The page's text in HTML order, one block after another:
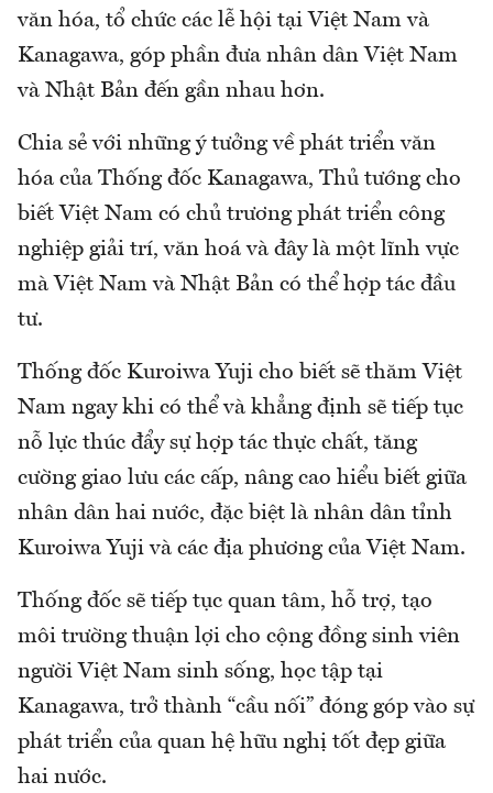
văn hóa, tổ chức các lễ hội tại Việt Nam và
Kanagawa, góp phần đưa nhân dân Việt Nam
và Nhật Bản đến gần nhau hơn.
Chia sẻ với những ý tưởng về phát triển văn
hóa của Thống đốc Kanagawa, Thủ tướng cho
biết Việt Nam có chủ trương phát triển công
nghiệp giải trí, văn hoá và đây là một lĩnh vực
mà Việt Nam và Nhật Bản có thể hợp tác đầu
tư.
Thống đốc Kuroiwa Yuji cho biết sẽ thăm Việt
Nam ngay khi có thể và khẳng định sẽ tiếp tục
nỗ lực thúc đẩy sự hợp tác thực chất, tăng
cường giao lưu các cấp, nâng cao hiểu biết giữa
nhân dân hai nước, đặc biệt là nhân dân tỉnh
Kuroiwa Yuji và các địa phương của Việt Nam.
Thống đốc sẽ tiếp tục quan tâm, hỗ trợ, tạo
môi trường thuận lợi cho cộng đồng sinh viên
người Việt Nam sinh sống, học tập tại
Kanagawa, trở thành “cầu nối” đóng góp vào sự
phát triển của quan hệ hữu nghị tốt đẹp giữa
hai nước.